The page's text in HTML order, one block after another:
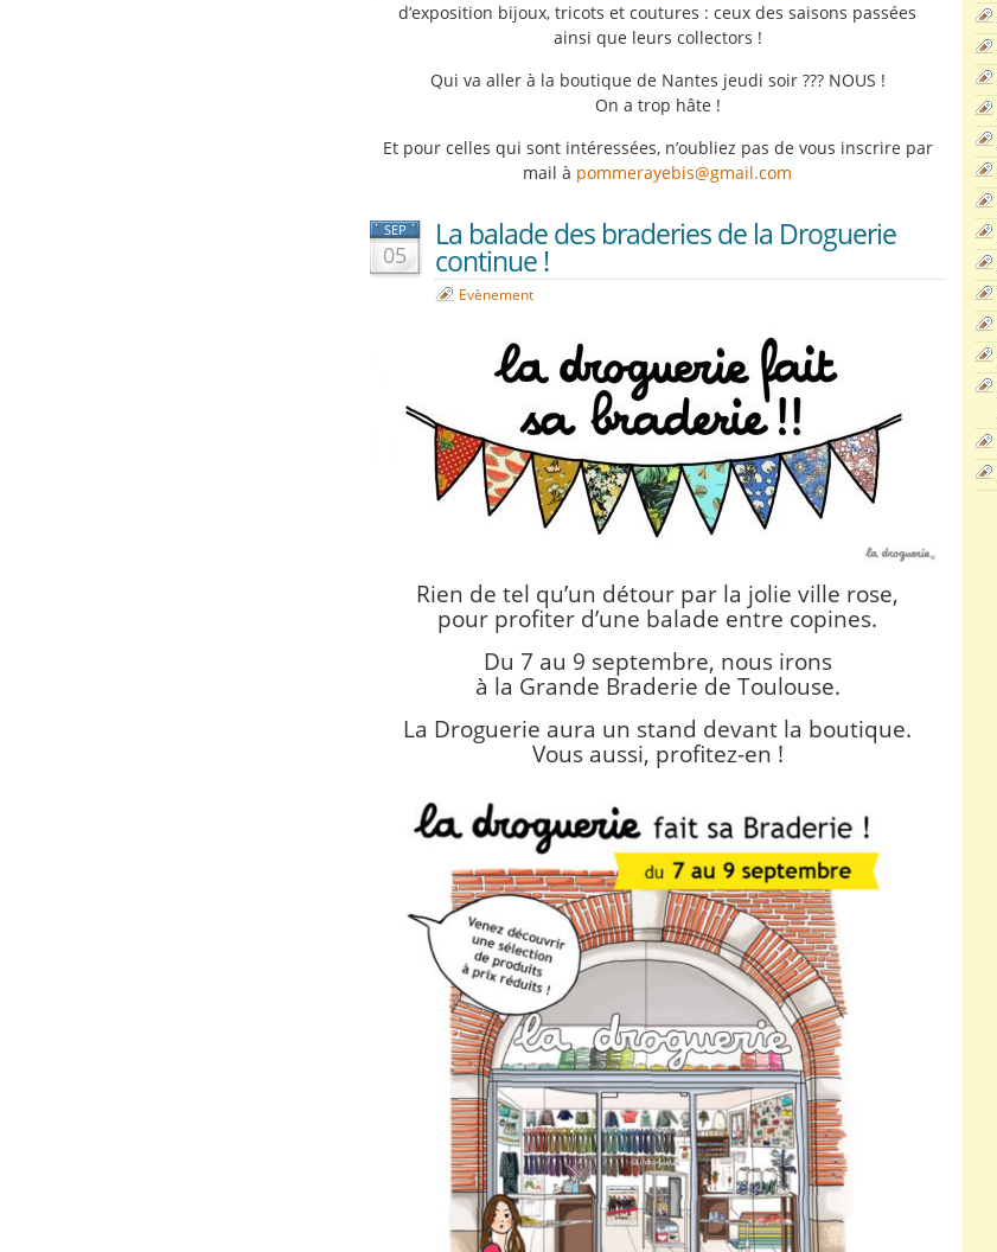
d’exposition bijoux, tricots et coutures : ceux des saisons passées
ainsi que leurs collectors !
Qui va aller à la boutique de Nantes jeudi soir ??? NOUS !
On a trop hâte !
Et pour celles qui sont intéressées, n’oubliez pas de vous inscrire par
mail à pommerayebis@gmail.com
SEP
05
La balade des braderies de la Droguerie
continue !
Evènement
Rien de tel qu’un détour par la jolie ville rose,
pour profiter d’une balade entre copines.
Du 7 au 9 septembre, nous irons
à la Grande Braderie de Toulouse.
La Droguerie aura un stand devant la boutique.
Vous aussi, profitez-en !